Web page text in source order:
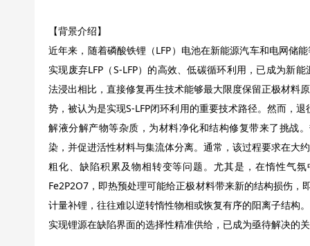
【背景介绍】
近年来，随着磷酸铁锂（LFP）电池在新能源汽车和电网储
实现废弃LFP（S-LFP）的高效、低碳循环利用，已成为新
法浸出相比，直接修复再生技术能够最大限度保留正极材料
势，被认为是实现S-LFP闭环利用的重要技术路径。然而，
解液分解产物等杂质，为材料净化和结构修复带来了挑战
染，并促进活性材料与集流体分离。通常，该过程要求在
粗化、缺陷积累及物相转变等问题。尤其是，在惰性气
Fe2P2O7，即热预处理可能给正极材料带来新的结构损伤，
计量补锂，往往难以逆转惰性物相或恢复有序的阳离子结构
实现锂源在缺陷界面的选择性精准供给，已成为亟待解决的